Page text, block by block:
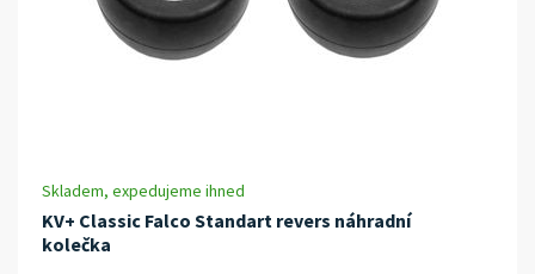
Skladem, expedujeme ihned
KV+ Classic Falco Standart revers náhradní
kolečka